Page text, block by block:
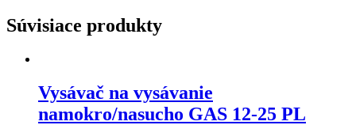
Súvisiace produkty
Vysávač na vysávanie
namokro/nasucho GAS 12-25 PL